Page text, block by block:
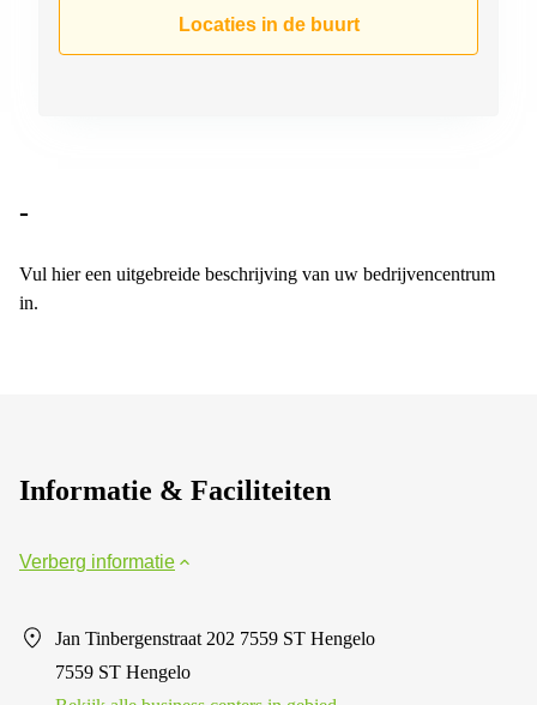
Kantoorruimte
Huren in
Nijmegen
Locaties in de buurt
-
Vul hier een uitgebreide beschrijving van uw bedrijvencentrum
in.
Informatie & Faciliteiten
Verberg informatie
Jan Tinbergenstraat 202 7559 ST Hengelo
7559 ST Hengelo